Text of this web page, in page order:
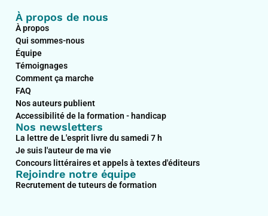
À propos de nous
À propos
Qui sommes-nous
Équipe
Témoignages
Comment ça marche
FAQ
Nos auteurs publient
Accessibilité de la formation - handicap
Nos newsletters
La lettre de L'esprit livre du samedi 7 h
Je suis l'auteur de ma vie
Concours littéraires et appels à textes d'éditeurs
Rejoindre notre équipe
Recrutement de tuteurs de formation